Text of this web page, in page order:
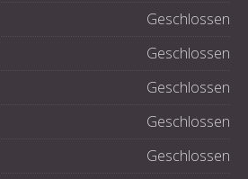
Geschlossen
Geschlossen
Geschlossen
Geschlossen
Geschlossen